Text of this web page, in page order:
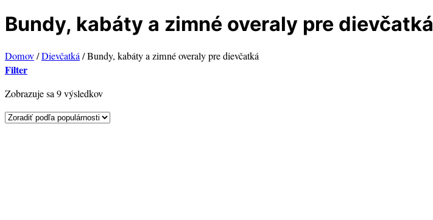
Bundy, kabáty a zimné overaly pre dievčatká
Domov/Dievčatká/Bundy, kabáty a zimné overaly pre dievčatká
Filter
Zobrazuje sa 9 výsledkovSorted
popularity